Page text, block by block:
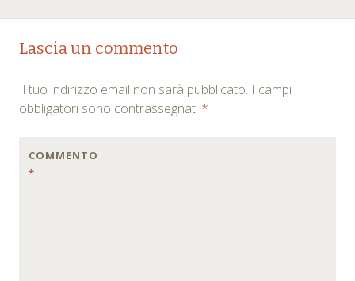
Lascia un commento
Il tuo indirizzo email non sarà pubblicato. I campi
obbligatori sono contrassegnati *
COMMENTO
*